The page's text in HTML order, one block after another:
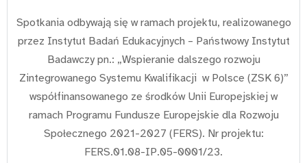
Spotkania odbywają się w ramach projektu, realizowanego
przez Instytut Badań Edukacyjnych – Państwowy Instytut
Badawczy pn.: „Wspieranie dalszego rozwoju
Zintegrowanego Systemu Kwalifikacji w Polsce (ZSK 6)”
współfinansowanego ze środków Unii Europejskiej w
ramach Programu Fundusze Europejskie dla Rozwoju
Społecznego 2021-2027 (FERS). Nr projektu:
FERS.01.08-IP.05-0001/23.